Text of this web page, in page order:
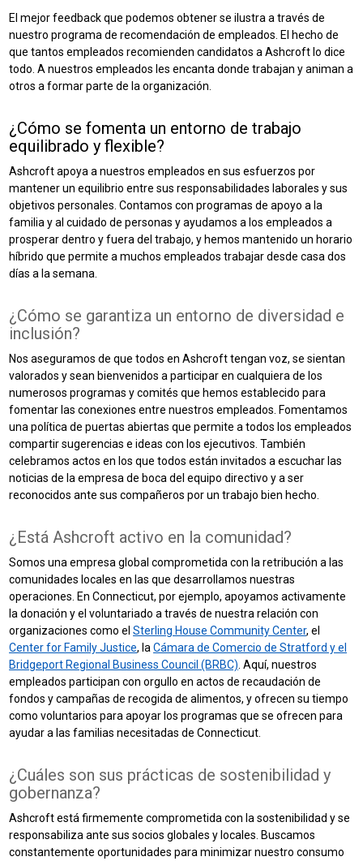
El mejor feedback que podemos obtener se ilustra a través de
nuestro programa de recomendación de empleados. El hecho de
que tantos empleados recomienden candidatos a Ashcroft lo dice
todo. A nuestros empleados les encanta donde trabajan y animan a
otros a formar parte de la organización.
¿Cómo se fomenta un entorno de trabajo
equilibrado y flexible?
Ashcroft apoya a nuestros empleados en sus esfuerzos por
mantener un equilibrio entre sus responsabilidades laborales y sus
objetivos personales. Contamos con programas de apoyo a la
familia y al cuidado de personas y ayudamos a los empleados a
prosperar dentro y fuera del trabajo, y hemos mantenido un horario
híbrido que permite a muchos empleados trabajar desde casa dos
días a la semana.
¿Cómo se garantiza un entorno de diversidad e
inclusión?
Nos aseguramos de que todos en Ashcroft tengan voz, se sientan
valorados y sean bienvenidos a participar en cualquiera de los
numerosos programas y comités que hemos establecido para
fomentar las conexiones entre nuestros empleados. Fomentamos
una política de puertas abiertas que permite a todos los empleados
compartir sugerencias e ideas con los ejecutivos. También
celebramos actos en los que todos están invitados a escuchar las
noticias de la empresa de boca del equipo directivo y a ser
reconocidos ante sus compañeros por un trabajo bien hecho.
¿Está Ashcroft activo en la comunidad?
Somos una empresa global comprometida con la retribución a las
comunidades locales en las que desarrollamos nuestras
operaciones. En Connecticut, por ejemplo, apoyamos activamente
la donación y el voluntariado a través de nuestra relación con
organizaciones como elSterling House Community Center, el
Center for Family Justice, laCámara de Comercio de Stratford y el
Bridgeport Regional Business Council (BRBC) . Aquí, nuestros
empleados participan con orgullo en actos de recaudación de
fondos y campañas de recogida de alimentos, y ofrecen su tiempo
como voluntarios para apoyar los programas que se ofrecen para
ayudar a las familias necesitadas de Connecticut.
¿Cuáles son sus prácticas de sostenibilidad y
gobernanza?
Ashcroft está firmemente comprometida con la sostenibilidad y se
responsabiliza ante sus socios globales y locales. Buscamos
constantemente oportunidades para minimizar nuestro consumo